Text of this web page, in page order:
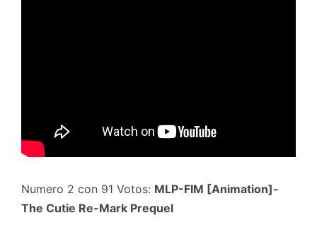
Numero 2 con 91 Votos: MLP-FIM [Animation]-
The Cutie Re-Mark Prequel